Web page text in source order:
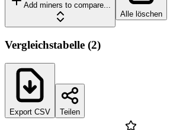
Add miners to compare...
Alle löschen
Vergleichstabelle (2)
Export CSV Teilen